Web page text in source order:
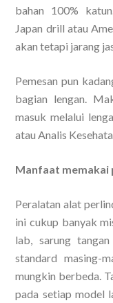
bahan 100%
Japan drill atau
akan tetapi jarang
Pemesan pun
bagian lengan.
masuk melalui
atau Analis
Manfaat memakai
Peralatan alat
ini cukup banyak
lab, sarung
standard masing-
mungkin berbeda.
pada setiap model